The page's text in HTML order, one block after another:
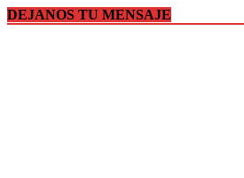
DEJANOS TU MENSAJE